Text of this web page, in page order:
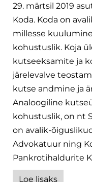
29. märtsil 2019
Koda. Koda on
millesse
kohustuslik. Koja
kutseeksamite ja
järelevalve
kutse andmine ja
Analoogiline
kohustuslik, on nt
on avalik-
Advokatuur ning
Pankrotihaldurite
Loe lisaks